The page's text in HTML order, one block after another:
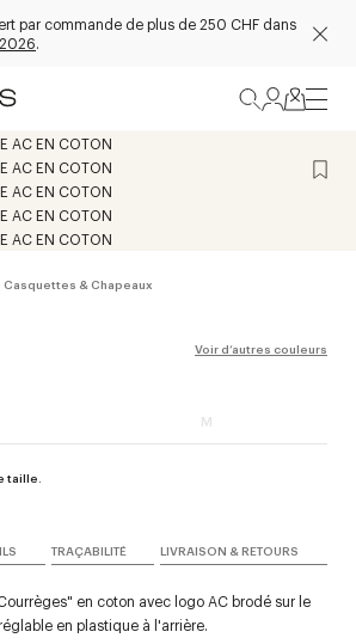
par commande de plus de 250 CHF dans
.
Casquettes & Chapeaux
Voir d’autres couleurs
M
taille.
TRAÇABILITÉ LIVRAISON & RETOURS
en coton avec logo AC brodé sur le
en plastique à l'arrière.